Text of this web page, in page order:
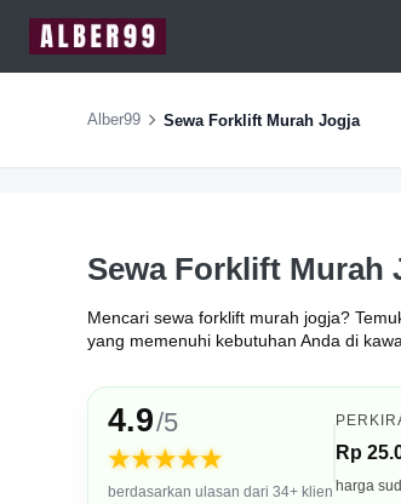
Alber99 Sewa Forklift Murah Jogja
Sewa Forklift Murah
Mencari sewa forklift murah jogja?
yang memenuhi kebutuhan Anda di
4.9/5
★★★★★
berdasarkan ulasan dari 34+ klien
Rp
harga